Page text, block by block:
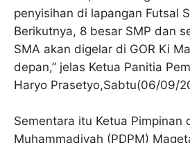
penyisihan di lapangan Futsal
Berikutnya, 8 besar SMP dan
SMA akan digelar di GOR Ki
depan,” jelas Ketua Panitia
Haryo Prasetyo,Sabtu(06/09/
Sementara itu Ketua Pimpinan
Muhammadiyah (PDPM)